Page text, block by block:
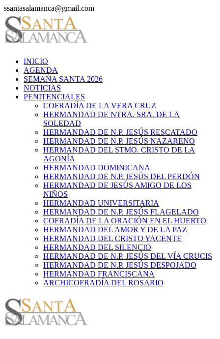
Saltar
al
contenido
ssantasalamanca@gmail.com
INICIO
AGENDA
SEMANA SANTA 2026
NOTICIAS
PENITENCIALES
COFRADÍA DE LA VERA CRUZ
HERMANDAD DE NTRA. SRA. DE LA
SOLEDAD
HERMANDAD DE N.P. JESÚS RESCATADO
HERMANDAD DE N.P. JESÚS NAZARENO
HERMANDAD DEL STMO. CRISTO DE LA
AGONÍA
HERMANDAD DOMINICANA
HERMANDAD DE N.P. JESÚS DEL PERDÓN
HERMANDAD DE JESÚS AMIGO DE LOS
NIÑOS
HERMANDAD UNIVERSITARIA
HERMANDAD DE N.P. JESÚS FLAGELADO
COFRADÍA DE LA ORACIÓN EN EL HUERTO
HERMANDAD DEL AMOR Y DE LA PAZ
HERMANDAD DEL CRISTO YACENTE
HERMANDAD DEL SILENCIO
HERMANDAD DE N.P. JESÚS DEL VÍA CRUCIS
HERMANDAD DE N.P. JESÚS DESPOJADO
HERMANDAD FRANCISCANA
ARCHICOFRADÍA DEL ROSARIO